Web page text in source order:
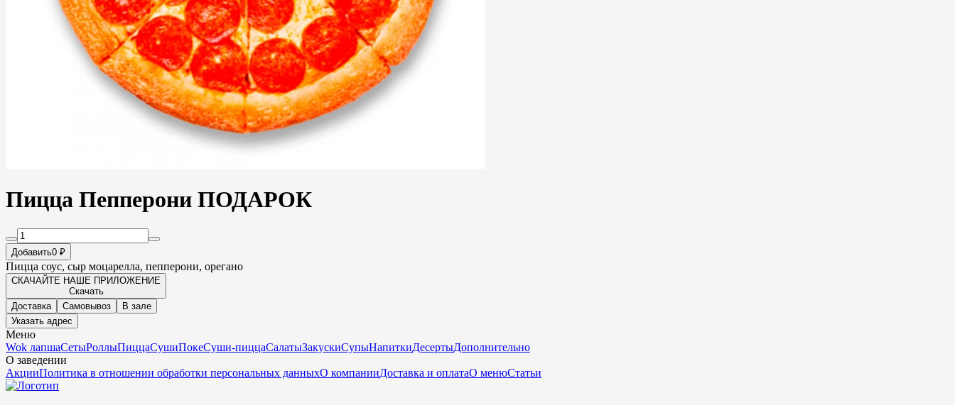
Пицца Пепперони ПОДАРОК
Добавить0 ₽
Пицца соус, сыр моцарелла, пепперони, орегано
СКАЧАЙТЕ НАШЕ ПРИЛОЖЕНИЕ
Скачать
Доставка
Самовывоз
В зале
Указать адрес
Меню
Wok лапшаСетыРоллыПиццаСушиПокеСуши-пиццаСалатыЗакускиСупыНапиткиДесертыДополнительно
О заведении
АкцииПолитика в отношении обработки персональных данныхО компанииДоставка и оплатаО менюСтатьи